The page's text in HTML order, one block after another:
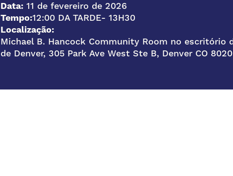
Data: 11 de fevereiro de 2026
Tempo:12:00 DA TARDE- 13H30
Localização:
Michael B. Hancock Community Room no escritório
de Denver, 305 Park Ave West Ste B, Denver CO